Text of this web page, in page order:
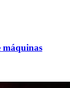
máquinas